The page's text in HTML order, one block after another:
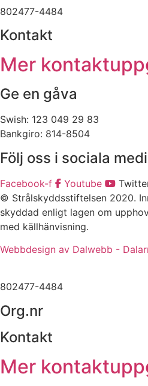
802477-4484
Kontakt
Mer
Ge en gåva
Swish: 123 049 29 83
Bankgiro: 814-8504
Följ oss i sociala
Facebook-f Youtube
© Strålskyddsstiftelsen 2020.
skyddad enligt lagen om
med källhänvisning.
Webbdesign av Dalwebb -
802477-4484
Org.nr
Kontakt
Mer